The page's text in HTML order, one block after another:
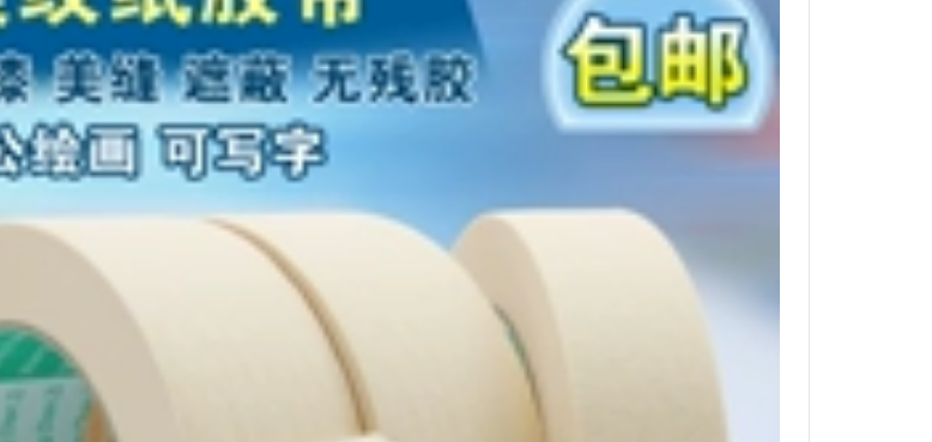
Nhà máy trực tiếp
PVC cách nhiệt độ
nhớt cao Băng keo
điện mạnh mẽ Vải
dính điện lạnh tạo
tác băng dính vải
270,000
Nhiệt độ nhiều độ
Băng keo chống ma
sát 1000 độ chịu lực
ma sát Hat-F13 băng
370,000
Nhà máy trực tiếp